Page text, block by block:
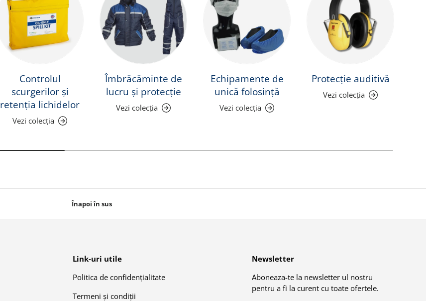
Controlul
scurgerilor și
retenția lichidelor
Vezi colecția
Îmbrăcăminte de
lucru și protecție
Vezi colecția
Echipamente de
unică folosință
Vezi colecția
Protecție auditivă
Vezi colecția
Înapoi în sus
Link-uri utile
Politica de confidențialitate
Termeni și condiții
Newsletter
Aboneaza-te la newsletter ul nostru
pentru a fi la curent cu toate ofertele.